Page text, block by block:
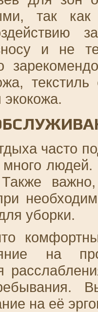
так
и не
экокожа.
часто
Также
уборки.
на
на её